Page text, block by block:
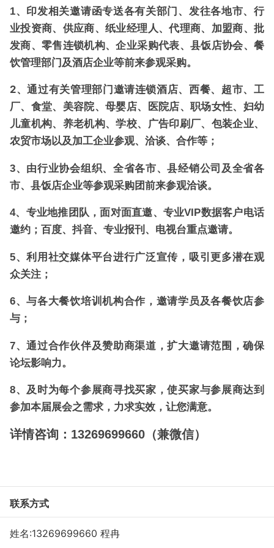
1、印发相关邀请函专送各有关部门、发往各地市、行
业投资商、供应商、纸业经理人、代理商、加盟商、批
发商、零售连锁机构、企业采购代表、县饭店协会、餐
饮管理部门及酒店企业等前来参观采购。
2、通过有关管理部门邀请连锁酒店、西餐、超市、工
厂、食堂、美容院、母婴店、医院店、职场女性、妇幼
儿童机构、养老机构、学校、广告印刷厂、包装企业、
农贸市场以及加工企业参观、洽谈、合作等；
3、由行业协会组织、全省各市、县经销公司及全省各
市、县饭店企业等参观采购团前来参观洽谈。
4、专业地推团队，面对面直邀、专业VIP数据客户电话
邀约；百度、抖音、专业报刊、电视台重点邀请。
5、利用社交媒体平台进行广泛宣传，吸引更多潜在观
众关注；
6、与各大餐饮培训机构合作，邀请学员及各餐饮店参
与；
7、通过合作伙伴及赞助商渠道，扩大邀请范围，确保
论坛影响力。
8、及时为每个参展商寻找买家，使买家与参展商达到
参加本届展会之需求，力求实效，让您满意。
详情咨询：13269699660（兼微信）
联系方式
姓名:13269699660 程冉